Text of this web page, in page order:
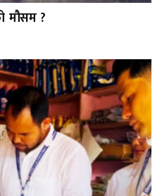
मौसम ?